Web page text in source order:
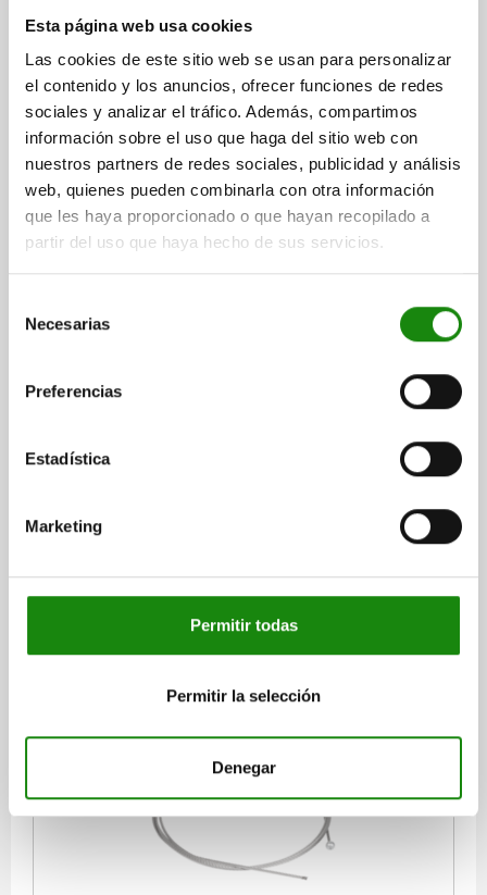
Esta página web usa cookies
Las cookies de este sitio web se usan para personalizar
el contenido y los anuncios, ofrecer funciones de redes
sociales y analizar el tráfico. Además, compartimos
información sobre el uso que haga del sitio web con
nuestros partners de redes sociales, publicidad y análisis
web, quienes pueden combinarla con otra información
que les haya proporcionado o que hayan recopilado a
partir del uso que haya hecho de sus servicios.
Necesarias
Preferencias
Estadística
Marketing
Permitir todas
Permitir la selección
Denegar
MATERIAL DEL CUERPO DE BASE=ACERO INOXIDABLE
Referencia: 03096-15-10215X1200
$114.09
más IVA.
más gastos de envío
DETALLES
03096-15
INOXIDABLE
LLAVE DEL ACERO=1.4401
más IVA.
DETALLES
03096-15